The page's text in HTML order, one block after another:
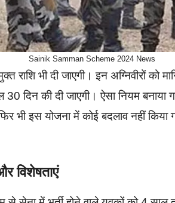
Sainik Samman Scheme 2024 News
राशि भी दी जाएगी। इन अग्निवीरों को
30 दिन की दी जाएगी। ऐसा नियम
भी इस योजना में कोई बदलाव नहीं किया
विशेषताएं